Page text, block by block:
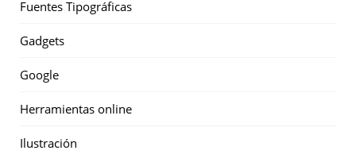
Fuentes Tipográficas
Gadgets
Google
Herramientas online
Ilustración